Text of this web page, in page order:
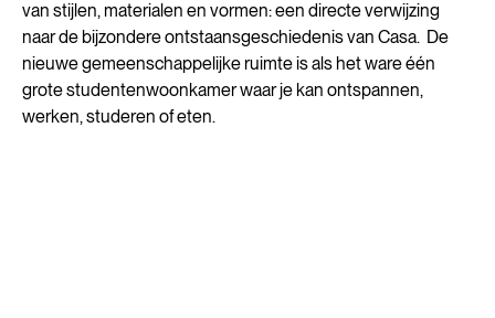
van stijlen, materialen en vormen: een directe verwijzing
naar de bijzondere ontstaansgeschiedenis van Casa. De
nieuwe gemeenschappelijke ruimte is als het ware één
grote studentenwoonkamer waar je kan ontspannen,
werken, studeren of eten.